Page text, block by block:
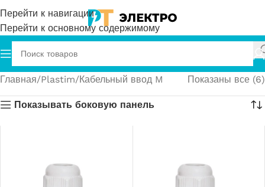
Перейти к навигации
Перейти к основному содержимому
Главная Plastim Кабельный ввод M Показаны все (6)
Показывать боковую панель